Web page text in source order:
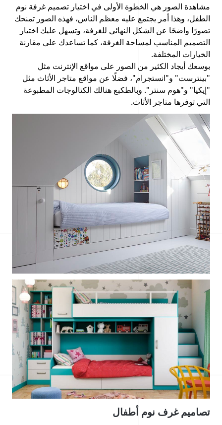
مشاهدة الصور هي الخطوة الأولى في اختيار تصميم غرفة نوم
الطفل، وهذا أمر يجتمع عليه معظم الناس، فهذه الصور تمنحك
تصورًا واضحًا عن الشكل النهائي للغرفة، وتسهل عليك اختيار
التصميم المناسب لمساحة الغرفة، كما تساعدك على مقارنة
الخيارات المختلفة.
بوسعك أيجاد الكثير من الصور على مواقع الإنترنت مثل
"بينترست" و"انستجرام"، فضلًا عن مواقع متاجر الأثاث مثل
"إيكيا" و"هوم سنتر". وبالطكبع هنالك الكتالوجات المطبوعة
التي توفرها متاجر الأثاث.
تصاميم غرف نوم أطفال